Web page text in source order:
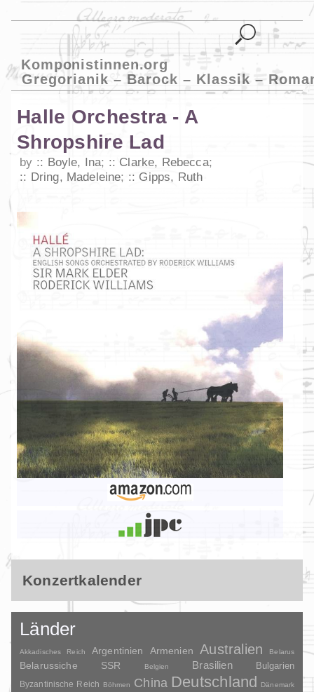
Komponistinnen.org
Gregorianik – Barock – Klassik –
Halle Orchestra - A
Shropshire Lad
by Boyle, Ina; Clarke, Rebecca;
Dring, Madeleine; Gipps, Ruth
Konzertkalender
Länder
Akkadisches Reich Argentinien Armenien Australien Belarus
Belarussiche SSR Belgien Brasilien Bulgarien
Byzantinische Reich Böhmen China Deutschland Dänemark